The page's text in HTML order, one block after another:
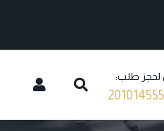
لحجز طلب: